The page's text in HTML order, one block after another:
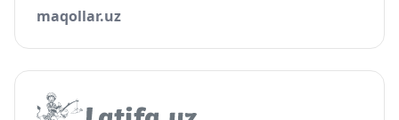
maqollar.uz